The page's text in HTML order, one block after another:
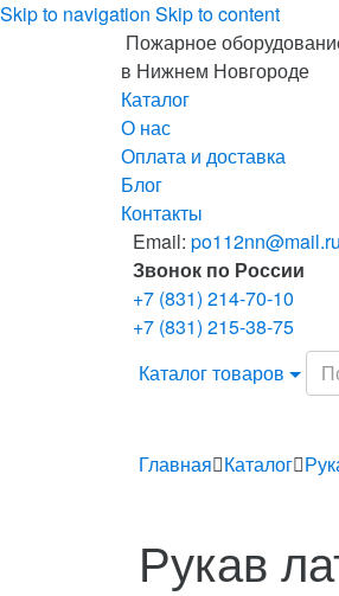
Skip to navigation Skip to content
Пожарное
в Нижнем Новгороде
Каталог
О нас
Оплата и доставка
Блог
Контакты
Email: po112nn@mail.ru
Звонок по России
+7 (831) 214-70-10
+7 (831) 215-38-75
Каталог товаров
for:
Главная Каталог
Рукав